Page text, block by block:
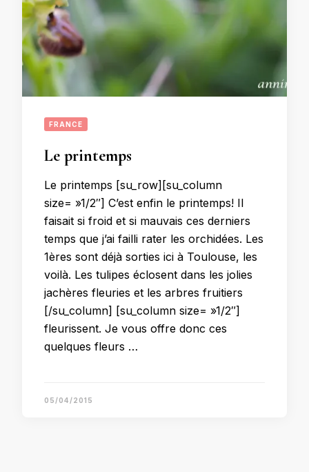
FRANCE
Le printemps
Le printemps [su_row][su_column
size= »1/2″] C’est enfin le printemps! Il
faisait si froid et si mauvais ces derniers
temps que j’ai failli rater les orchidées. Les
1ères sont déjà sorties ici à Toulouse, les
voilà. Les tulipes éclosent dans les jolies
jachères fleuries et les arbres fruitiers
[/su_column] [su_column size= »1/2″]
fleurissent. Je vous offre donc ces
quelques fleurs …
05/04/2015